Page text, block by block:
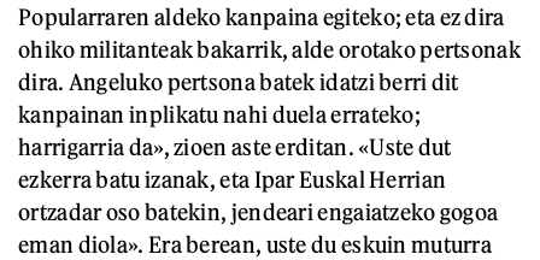
Popularraren aldeko kanpaina egiteko; eta ez dira
ohiko militanteak bakarrik, alde orotako pertsonak
dira. Angeluko pertsona batek idatzi berri dit
kanpainan inplikatu nahi duela errateko;
harrigarria da», zioen aste erditan. «Uste dut
ezkerra batu izanak, eta Ipar Euskal Herrian
ortzadar oso batekin, jendeari engaiatzeko gogoa
eman diola». Era berean, uste du eskuin muturra